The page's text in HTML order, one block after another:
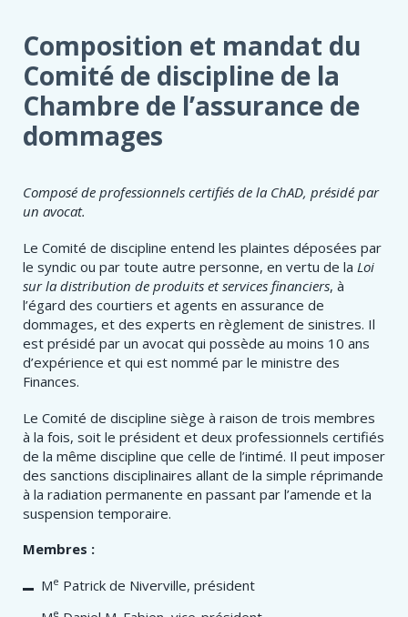
COMITÉ
Composition et mandat du
Comité de discipline de la
Chambre de l’assurance de
dommages
​​​​​​​​​​​​​​​​​​​​Composé de professionnels certifiés de la ChAD, présidé par
un avocat.
Le Comité de discipline entend les plaintes déposées par
le syndic ou par toute autre personne, en vertu de la Loi
sur la distribution de produits et services financiers, à
l’égard des courtiers et agents en assurance de
dommages, et des experts en règlement de sinistres. Il
est présidé par un avocat qui possède au moins 10 ans
d’expérience et qui est nommé par le ministre des
Finances.
Le Comité de discipline siège à raison de trois membres
à la fois, soit le président et deux professionnels certifiés
de la même discipline que celle de l’intimé. Il peut imposer
des sanctions disciplinaires allant de la simple réprimande
à la radiation permanente en passant par l’amende et la
suspension temporaire.
Membres :
Me Patrick de Niverville, président
e